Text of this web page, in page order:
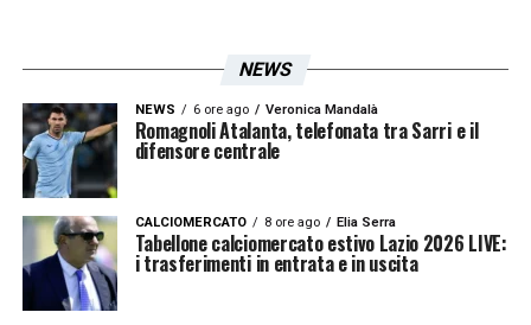
NEWS
NEWS 6 ore ago Veronica Mandalà
Romagnoli Atalanta, telefonata tra Sarri e il
difensore centrale
CALCIOMERCATO 8 ore ago Elia Serra
Tabellone calciomercato estivo Lazio 2026 LIVE:
i trasferimenti in entrata e in uscita